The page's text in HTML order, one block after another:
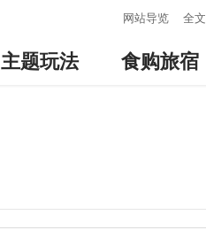
网站导览 全
主题玩法 食购旅宿